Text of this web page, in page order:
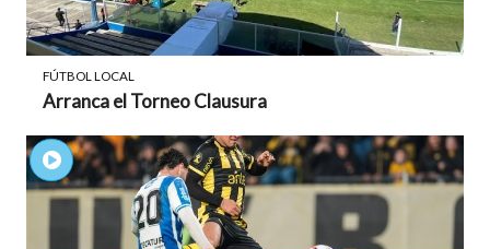
FÚTBOL LOCAL
Arranca el Torneo Clausura